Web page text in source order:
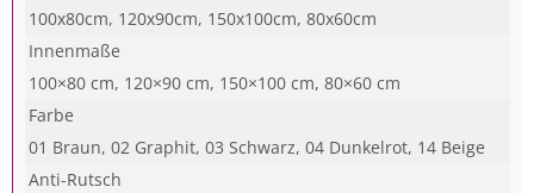
100x80cm, 120x90cm, 150x100cm, 80x60cm
Innenmaße
100×80 cm, 120×90 cm, 150×100 cm, 80×60 cm
Farbe
01 Braun, 02 Graphit, 03 Schwarz, 04 Dunkelrot, 14 Beige
Anti-Rutsch